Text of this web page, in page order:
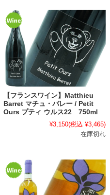
【フランスワイン】Matthieu
Barret マチュ・バレー / Petit
Ours プティ ウルス22 750ml
¥3,150(税込 ¥3,465)
在庫切れ